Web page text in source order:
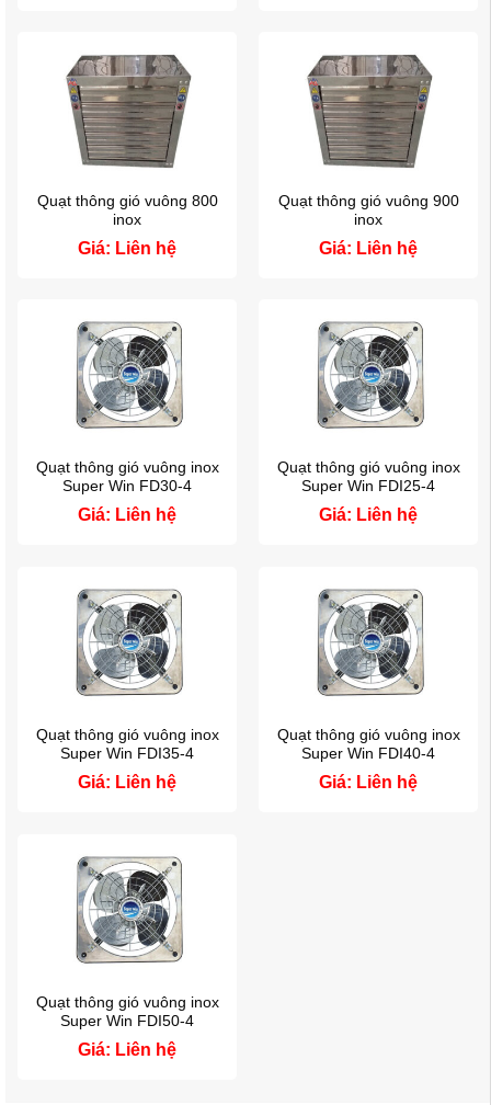
Quạt thông gió vuông 800
inox
Giá: Liên hệ
Quạt thông gió vuông 900
inox
Giá: Liên hệ
Quạt thông gió vuông inox
Super Win FD30-4
Giá: Liên hệ
Quạt thông gió vuông inox
Super Win FDI25-4
Giá: Liên hệ
Quạt thông gió vuông inox
Super Win FDI35-4
Giá: Liên hệ
Quạt thông gió vuông inox
Super Win FDI40-4
Giá: Liên hệ
Quạt thông gió vuông inox
Super Win FDI50-4
Giá: Liên hệ